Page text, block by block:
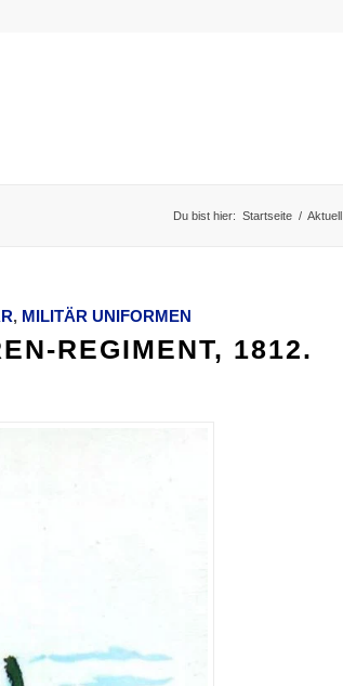
Du bist hier: Startseite / Aktuell
, MILITÄR UNIFORMEN
REGIMENT, 1812.